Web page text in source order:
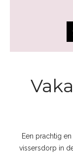
Een prachtig
vissersdorp in